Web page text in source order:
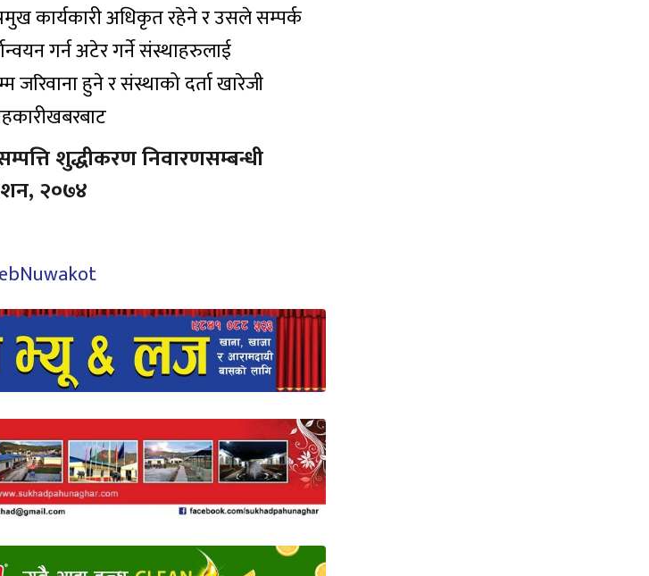
कार्यकारी अधिकृत रहेने र उसले सम्पर्क
गर्न अटेर गर्ने संस्थाहरुलाई
हुने र संस्थाको दर्ता खारेजी
शुद्धीकरण निवारणसम्बन्धी
२०७४